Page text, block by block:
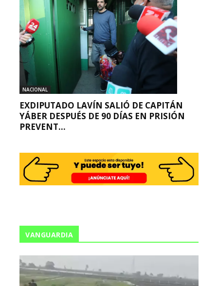
NACIONAL
EXDIPUTADO LAVÍN SALIÓ DE CAPITÁN
YÁBER DESPUÉS DE 90 DÍAS EN PRISIÓN
PREVENT...
VANGUARDIA